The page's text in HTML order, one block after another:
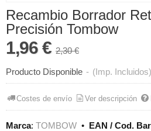
Recambio Borrador
Precisión Tombow
1,96 € 2,30 €
Producto Disponible - (Imp. Incluidos)
Costes de envío Ver descripción
Marca: TOMBOW • EAN / Cod.